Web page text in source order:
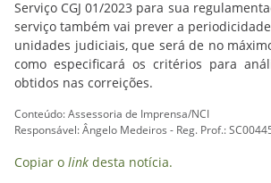
Serviço CGJ 01/2023 para sua
serviço também vai prever a
unidades judiciais, que será de no
como especificará os critérios para
obtidos nas correições.
Conteúdo: Assessoria de Imprensa/NCI
Responsável: Ângelo Medeiros - Reg. Prof.:
Copiar o link desta notícia.